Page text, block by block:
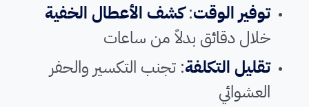
توفير الوقت:كشف الأعطال الخفية
خلال دقائق بدلاً من ساعات
تقليل التكلفة: تجنب التكسير والحفر
العشوائي